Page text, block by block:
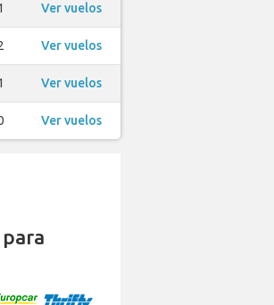
Ver vuelos
Ver vuelos
Ver vuelos
Ver vuelos
para